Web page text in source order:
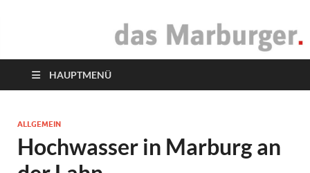
das Marburger.
HAUPTMENÜ
ALLGEMEIN
Hochwasser in Marburg an